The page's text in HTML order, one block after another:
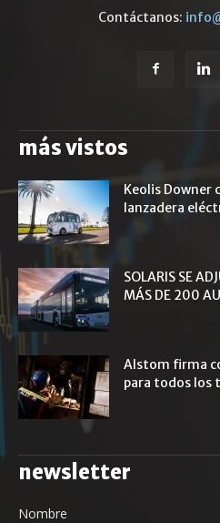
Contáctanos:
más vistos
Keolis Downer
lanzadera
SOLARIS SE
MÁS DE 200
Alstom firma
para todos los
newsletter
Nombre